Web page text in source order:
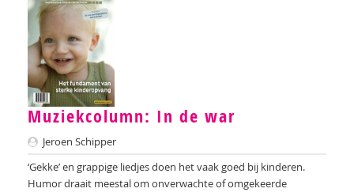
Nicole van Asten
Diverse auteurs
Anne-Floor Bakker
Miriam Barendregt
Ana del Barrio Saiz
Rina Bartels
Muziekcolumn: In de war
Jeroen Schipper
‘Gekke’ en grappige liedjes doen het vaak goed bij kinderen.
Humor draait meestal om onverwachte of omgekeerde